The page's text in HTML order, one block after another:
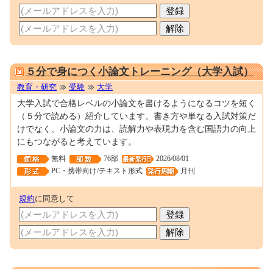
５分で身につく小論文トレーニング（大学入試）
教育・研究 受験 大学
大学入試で合格レベルの小論文を書けるようになるコツを短く
（５分で読める）紹介しています。書き方や単なる入試対策だ
けでなく、小論文の力は、読解力や表現力を含む国語力の向上
にもつながると考えています。
無料 76部
2026/08/01
PC・携帯向け/テキスト形式
月刊
規約に同意して